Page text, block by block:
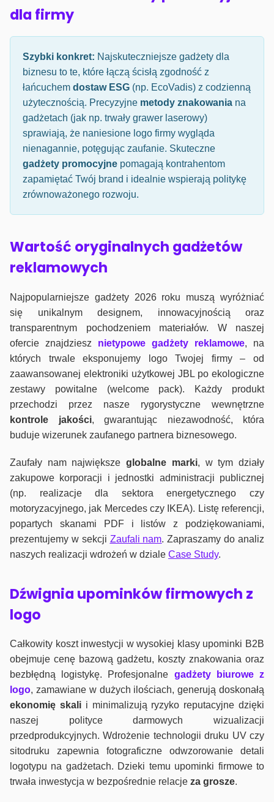
dla firmy
Szybki konkret: Najskuteczniejsze gadżety dla
biznesu to te, które łączą ścisłą zgodność z
łańcuchem dostaw ESG (np. EcoVadis) z codzienną
użytecznością. Precyzyjne metody znakowania na
gadżetach (jak np. trwały grawer laserowy)
sprawiają, że naniesione logo firmy wygląda
nienagannie, potęgując zaufanie. Skuteczne
gadżety promocyjne pomagają kontrahentom
zapamiętać Twój brand i idealnie wspierają politykę
zrównoważonego rozwoju.
Wartość oryginalnych gadżetów
reklamowych
Najpopularniejsze gadżety 2026 roku muszą wyróżniać
się unikalnym designem, innowacyjnością oraz
transparentnym pochodzeniem materiałów. W naszej
ofercie znajdziesz nietypowe gadżety reklamowe, na
których trwale eksponujemy logo Twojej firmy – od
zaawansowanej elektroniki użytkowej JBL po ekologiczne
zestawy powitalne (welcome pack). Każdy produkt
przechodzi przez nasze rygorystyczne wewnętrzne
kontrole jakości, gwarantując niezawodność, która
buduje wizerunek zaufanego partnera biznesowego.
Zaufały nam największeglobalne marki, w tym działy
zakupowe korporacji i jednostki administracji publicznej
(np. realizacje dla sektora energetycznego czy
motoryzacyjnego, jak Mercedes czy IKEA). Listę referencji,
popartych skanami PDF i listów z podziękowaniami,
prezentujemy w sekcji Zaufali nam. Zapraszamy do analiz
naszych realizacji wdrożeń w dziale Case Study.
Dźwignia upominków firmowych z
logo
Całkowity koszt inwestycji w wysokiej klasy upominki B2B
obejmuje cenę bazową gadżetu, koszty znakowania oraz
bezbłędną logistykę. Profesjonalne gadżety biurowe z
logo, zamawiane w dużych ilościach, generują doskonałą
ekonomię skalii minimalizują ryzyko reputacyjne dzięki
naszej polityce darmowych wizualizacji
przedprodukcyjnych. Wdrożenie technologii druku UV czy
sitodruku zapewnia fotograficzne odwzorowanie detali
logotypu na gadżetach. Dzieki temu upominki firmowe to
trwała inwestycja w bezpośrednie relacje za grosze.